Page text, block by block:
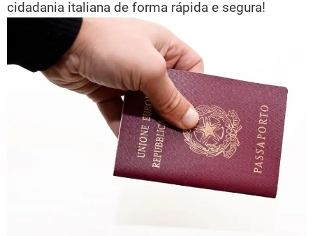
cidadania italiana de forma rápida e segura!